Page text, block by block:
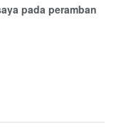
pada peramban